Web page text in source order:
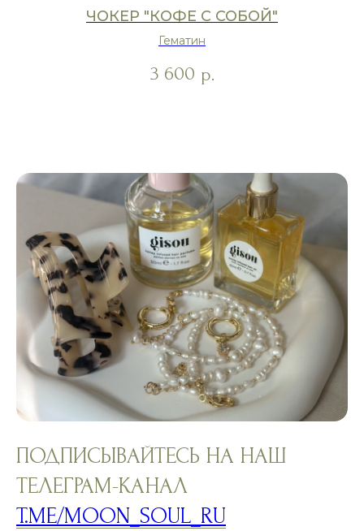
ЧОКЕР "КОФЕ С СОБОЙ"
Гематин
3 600 р.
ПОДПИСЫВАЙТЕСЬ НА НАШ
ТЕЛЕГРАМ-КАНАЛ
T.ME/MOON_SOUL_RU